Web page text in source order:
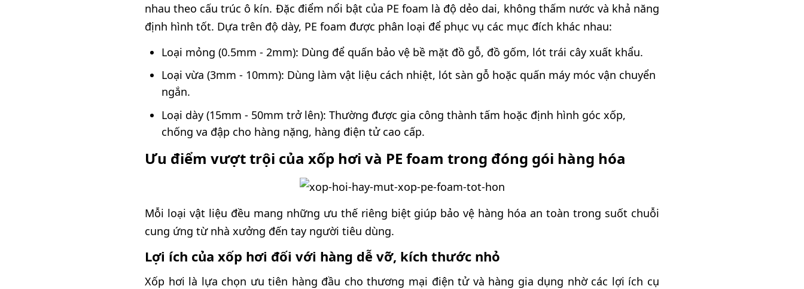
nhau theo cấu trúc ô kín. Đặc điểm nổi bật của PE foam là độ dẻo dai, không thấm nước và khả năng
định hình tốt. Dựa trên độ dày, PE foam được phân loại để phục vụ các mục đích khác nhau:
Loại mỏng (0.5mm - 2mm): Dùng để quấn bảo vệ bề mặt đồ gỗ, đồ gốm, lót trái cây xuất khẩu.
Loại vừa (3mm - 10mm): Dùng làm vật liệu cách nhiệt, lót sàn gỗ hoặc quấn máy móc vận chuyển
ngắn.
Loại dày (15mm - 50mm trở lên): Thường được gia công thành tấm hoặc định hình góc xốp,
chống va đập cho hàng nặng, hàng điện tử cao cấp.
Ưu điểm vượt trội của xốp hơi và PE foam trong đóng gói hàng hóa
Mỗi loại vật liệu đều mang những ưu thế riêng biệt giúp bảo vệ hàng hóa an toàn trong suốt chuỗi
cung ứng từ nhà xưởng đến tay người tiêu dùng.
Lợi ích của xốp hơi đối với hàng dễ vỡ, kích thước nhỏ
Xốp hơi là lựa chọn ưu tiên hàng đầu cho thương mại điện tử và hàng gia dụng nhờ các lợi ích cụ